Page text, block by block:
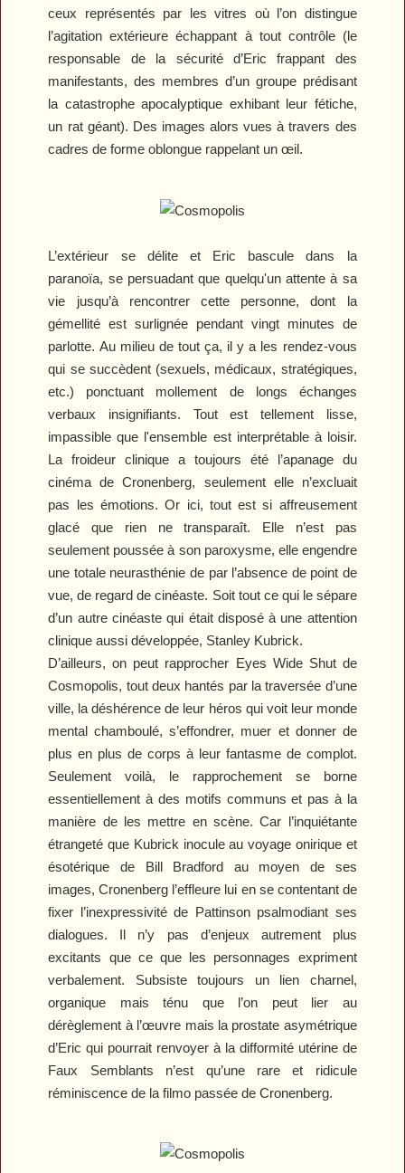
ceux représentés par les vitres où l’on distingue
l’agitation extérieure échappant à tout contrôle (le
responsable de la sécurité d’Eric frappant des
manifestants, des membres d’un groupe prédisant
la catastrophe apocalyptique exhibant leur fétiche,
un rat géant). Des images alors vues à travers des
cadres de forme oblongue rappelant un œil.
L’extérieur se délite et Eric bascule dans la
paranoïa, se persuadant que quelqu'un attente à sa
vie jusqu’à rencontrer cette personne, dont la
gémellité est surlignée pendant vingt minutes de
parlotte. Au milieu de tout ça, il y a les rendez-vous
qui se succèdent (sexuels, médicaux, stratégiques,
etc.) ponctuant mollement de longs échanges
verbaux insignifiants. Tout est tellement lisse,
impassible que l'ensemble est interprétable à loisir.
La froideur clinique a toujours été l’apanage du
cinéma de Cronenberg, seulement elle n’excluait
pas les émotions. Or ici, tout est si affreusement
glacé que rien ne transparaît. Elle n’est pas
seulement poussée à son paroxysme, elle engendre
une totale neurasthénie de par l’absence de point de
vue, de regard de cinéaste. Soit tout ce qui le sépare
d’un autre cinéaste qui était disposé à une attention
clinique aussi développée, Stanley Kubrick.
D’ailleurs, on peut rapprocher Eyes Wide Shutde
Cosmopolis, tout deux hantés par la traversée d’une
ville, la déshérence de leur héros qui voit leur monde
mental chamboulé, s’effondrer, muer et donner de
plus en plus de corps à leur fantasme de complot.
Seulement voilà, le rapprochement se borne
essentiellement à des motifs communs et pas à la
manière de les mettre en scène. Car l’inquiétante
étrangeté que Kubrick inocule au voyage onirique et
ésotérique de Bill Bradford au moyen de ses
images, Cronenberg l’effleure lui en se contentant de
fixer l’inexpressivité de Pattinson psalmodiant ses
dialogues. Il n’y pas d’enjeux autrement plus
excitants que ce que les personnages expriment
verbalement. Subsiste toujours un lien charnel,
organique mais ténu que l’on peut lier au
dérèglement à l’œuvre mais la prostate asymétrique
d’Eric qui pourrait renvoyer à la difformité utérine de
Faux Semblants n’est qu’une rare et ridicule
réminiscence de la filmo passée de Cronenberg.